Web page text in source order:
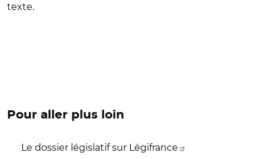
texte.
Pour aller plus loin
Le dossier législatif sur Légifrance